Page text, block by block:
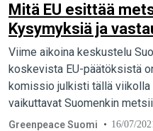
Mitä EU esittää
Kysymyksiä ja
Viime aikoina keskustelu
koskevista EU-päätöksistä
komissio julkisti tällä viikolla
vaikuttavat Suomenkin
niin monimutkaisia kuin voisi
Greenpeace Suomi 16/07/